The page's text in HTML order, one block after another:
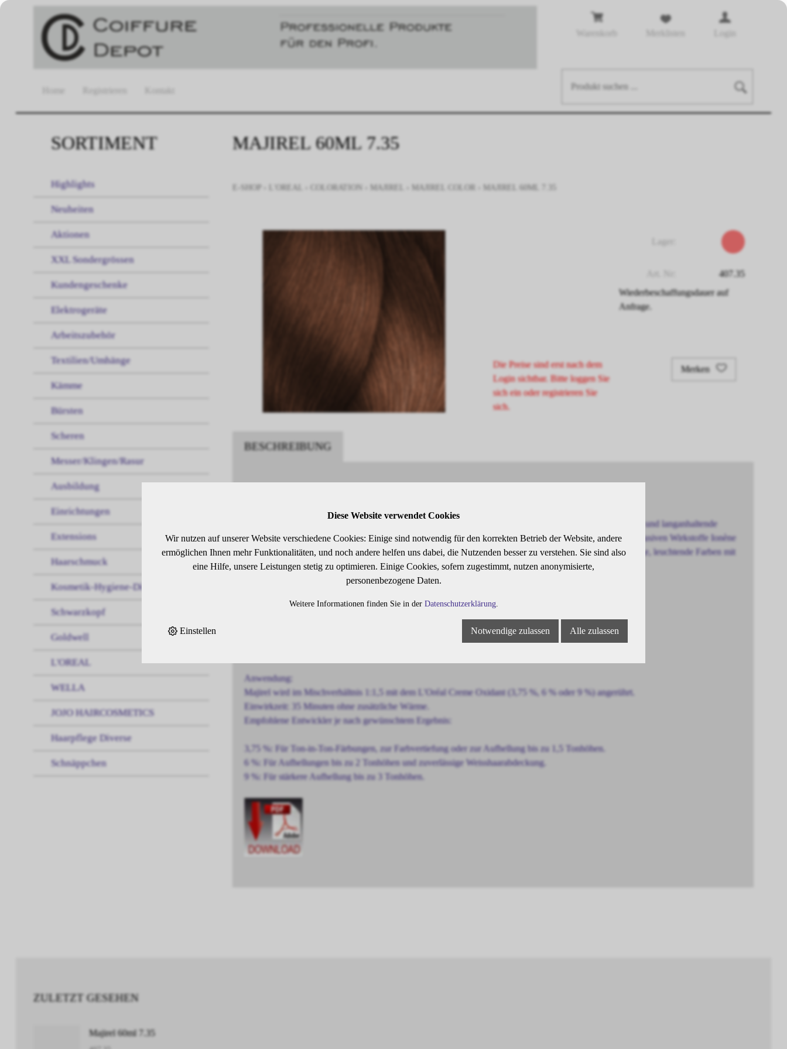
SORTIMENT
Highlights
Neuheiten
Aktionen
XXL Sondergrössen
Kundengeschenke
Elektrogeräte
Arbeitszubehör
Textilien/Umhänge
Kämme
Bürsten
Scheren
Messer/Klingen/Rasur
Ausbildung
Einrichtungen
Extensions
Haarschmuck
Kosmetik-Hygiene-Diverses
Schwarzkopf
Goldwell
L'OREAL
WELLA
JOJO HAIRCOSMETICS
Haarpflege Diverse
Schnäppchen
MAJIREL 60ML 7.35
E-SHOP L'OREAL COLORATION MAJIREL MAJIREL COLOR MAJIREL 60ML 7.35
407.35
Wiederbeschaffungsdauer auf
Anfrage.
Die Preise sind erst nach dem
Login sichtbar. Bitte loggen Sie
sich ein oder registrieren Sie
sich.
Merken
BESCHREIBUNG
Majirel ist eine hochwertige oxidative Haarfarbe von L'Oréal Professionnel, die für intensive Farbergebnisse und langanhaltende
Brillanz sorgt. Die einzigartige Formulierung wirkt wie eine pflegende Schönheitscreme und enthält die exklusiven Wirkstoffe Ionène
G™ und Incell™, die das Haar in allen drei Zonen gezielt stärken und schützen. Das Ergebnis: gleichmässige, leuchtende Farben mit
strahlendem Glanz und optimaler Haltbarkeit.
Oxidative Permanentfarbe – für langanhaltende, intensive Farbresultate
Ermöglicht Ton-in-Ton, Aufhellungen (bis zu 3 Tonhöhen) oder Verdunkelungen
Anwendung:
Majirel wird im Mischverhältnis 1:1,5 mit dem L'Oréal Creme Oxidant (3,75 %, 6 % oder 9 %) angerührt.
Einwirkzeit: 35 Minuten ohne zusätzliche Wärme.
Empfohlene Entwickler je nach gewünschtem Ergebnis:
3,75 %: Für Ton-in-Ton-Färbungen, zur Farbvertiefung oder zur Aufhellung bis zu 1,5 Tonhöhen.
6 %: Für Aufhellungen bis zu 2 Tonhöhen und zuverlässige Weisshaarabdeckung.
9 %: Für stärkere Aufhellung bis zu 3 Tonhöhen.
ZULETZT GESEHEN
Majirel 60ml 7.35
Diese Website verwendet Cookies
Wir nutzen auf unserer Website verschiedene Cookies: Einige sind notwendig für den korrekten Betrieb der Website, andere
ermöglichen Ihnen mehr Funktionalitäten, und noch andere helfen uns dabei, die Nutzenden besser zu verstehen. Sie sind also
eine Hilfe, unsere Leistungen stetig zu optimieren. Einige Cookies, sofern zugestimmt, nutzen anonymisierte,
personenbezogene Daten.
Weitere Informationen finden Sie in der Datenschutzerklärung.
Einstellen Notwendige zulassen Alle zulassen